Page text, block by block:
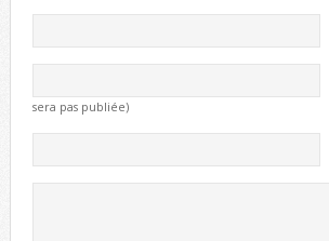
sera pas publiée)